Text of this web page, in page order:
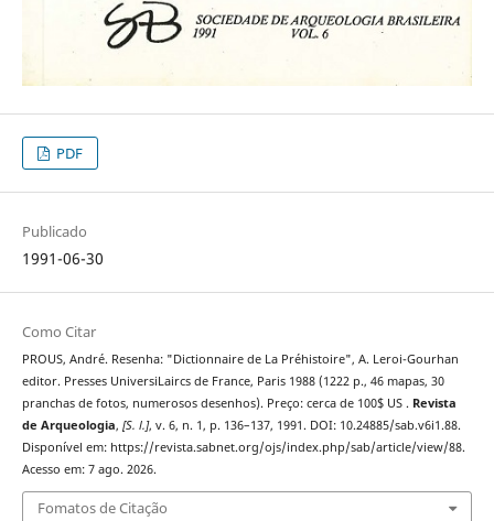
PDF
Publicado
1991-06-30
Como Citar
PROUS, André. Resenha: "Dictionnaire de La Préhistoire", A. Leroi-Gourhan
editor. Presses UniversiLaircs de France, Paris 1988 (1222 p., 46 mapas, 30
pranchas de fotos, numerosos desenhos). Preço: cerca de 100$ US . Revista
de Arqueologia, [S. l.], v. 6, n. 1, p. 136–137, 1991. DOI: 10.24885/sab.v6i1.88.
Disponível em: https://revista.sabnet.org/ojs/index.php/sab/article/view/88.
Acesso em: 7 ago. 2026.
Fomatos de Citação